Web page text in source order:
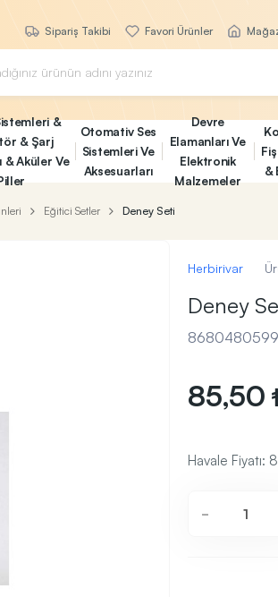
Sipariş Takibi Favori Ürünler
&
& Şarj
& Aküler Ve
Otomativ Ses
Sistemleri Ve
Aksesuarları
Devre
Elamanları Ve
Elektronik
Malzemeler
&
Eğitici Setler Deney Seti
Herbirivar
Deney
85,50
Havale Fiyatı:
-